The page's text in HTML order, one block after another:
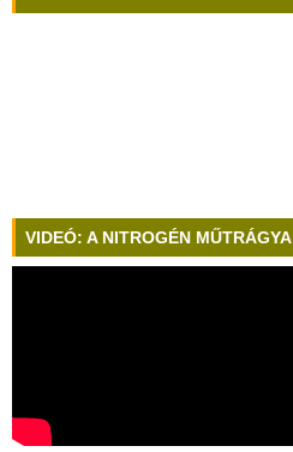
VIDEÓ: A NITROGÉN MŰTRÁGYA